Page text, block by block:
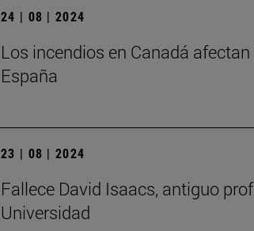
24 | 08 | 2024
Los incendios en Canadá
España
23 | 08 | 2024
Fallece David Isaacs, antiguo
Universidad